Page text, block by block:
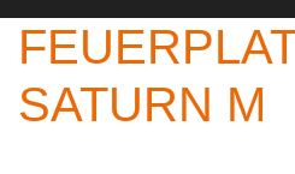
SATURN M